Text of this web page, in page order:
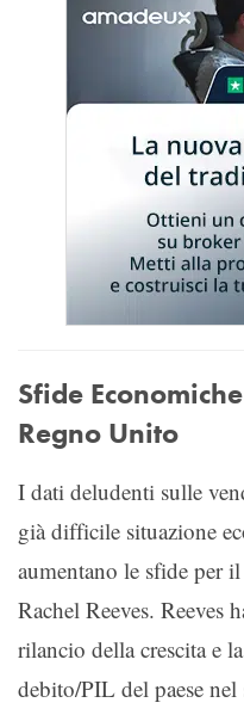
Sfide
Regno Unito
I dati deludenti sulle
già difficile situazione
aumentano le sfide per
Rachel Reeves.
rilancio della crescita e
debito/PIL del paese